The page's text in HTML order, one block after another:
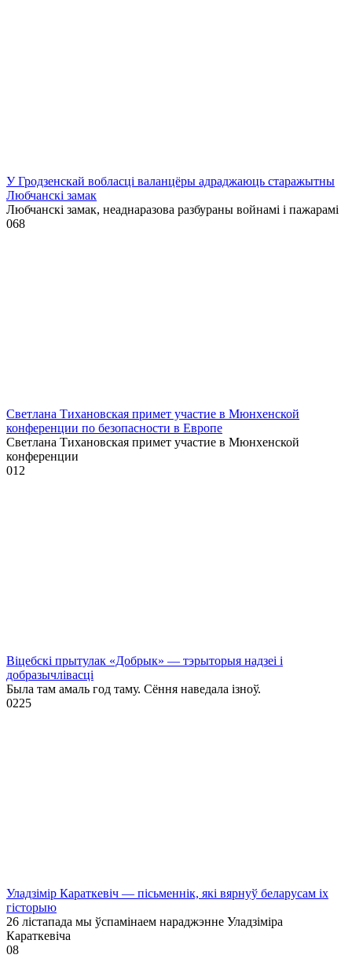
У Гродзенскай вобласці валанцёры адраджаюць старажытны
Любчанскі замак
Любчанскі замак, неаднаразова разбураны войнамі і пажарамі
068
Светлана Тихановская примет участие в Мюнхенской
конференции по безопасности в Европе
Светлана Тихановская примет участие в Мюнхенской
конференции
012
Віцебскі прытулак «‎Добрык»‎ — тэрыторыя надзеі і
добразычлівасці
Была там амаль год таму. Сёння наведала ізноў.
0225
Уладзімір Караткевіч — пісьменнік, які вярнуў беларусам іх
гісторыю
26 лістапада мы ўспамінаем нараджэнне Уладзіміра
Караткевіча
08